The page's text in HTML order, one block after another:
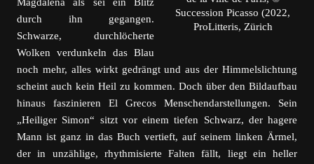
Succession Picasso (2022,
ProLitteris, Zürich
durch ihn gegangen.
Schwarze, durchlöcherte
Wolken verdunkeln das Blau
noch mehr, alles wirkt gedrängt und aus der Himmelslichtung
scheint auch kein Heil zu kommen. Doch über den Bildaufbau
hinaus faszinieren El Grecos Menschendarstellungen. Sein
„Heiliger Simon“ sitzt vor einem tiefen Schwarz, der hagere
Mann ist ganz in das Buch vertieft, auf seinem linken Ärmel,
der in unzählige, rhythmisierte Falten fällt, liegt ein heller